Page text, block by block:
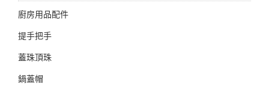
廚房用品配件
提手把手
蓋珠頂珠
鍋蓋帽